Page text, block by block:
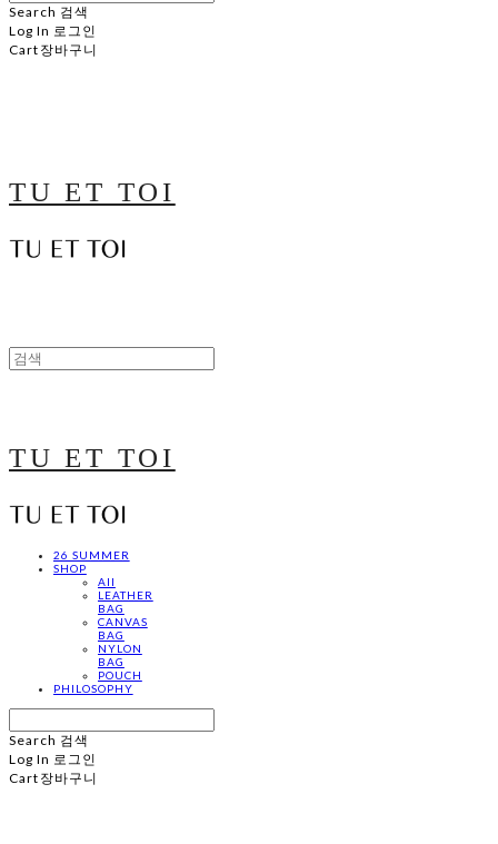
Search 검색
Log In 로그인
Cart 장바구니
TU ET TOI
TU ET TOI
26 SUMMER
SHOP
All
LEATHER
BAG
CANVAS
BAG
NYLON
BAG
POUCH
PHILOSOPHY
Search 검색
Log In 로그인
Cart 장바구니